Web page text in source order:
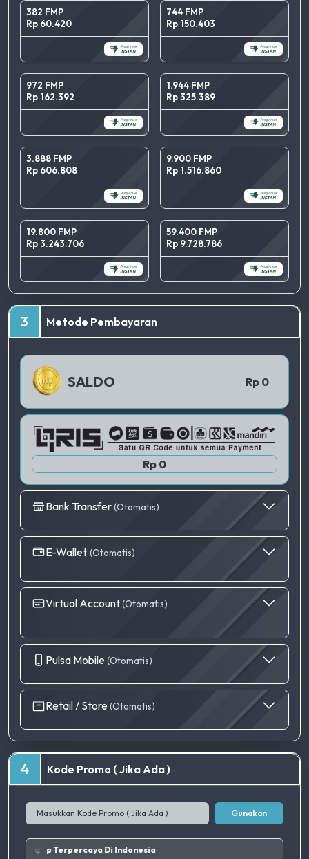
382 FMP
Rp 60.420
744 FMP
Rp 150.403
972 FMP
Rp 162.392
1.944 FMP
Rp 325.389
3.888 FMP
Rp 606.808
9.900 FMP
Rp 1.516.860
19.800 FMP
Rp 3.243.706
59.400 FMP
Rp 9.728.786
3 Metode Pembayaran
SALDO Rp 0
Rp 0
QRIS 1
Bank Transfer(Otomatis)
E-Wallet (Otomatis)
Virtual Account(Otomatis)
Pulsa Mobile (Otomatis)
Retail / Store (Otomatis)
4 Kode Promo ( Jika Ada )
Gunakan
Tempat Top Up Terpercaya Di Indonesia